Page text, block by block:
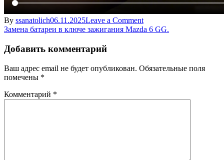
By ssanatolich06.11.2025Leave a Commenton
Замена
Mazda
6GG.
Навигация
по
записям
Замена батареи в ключе зажигания Mazda 6 GG.
Добавить комментарий
Ваш адрес email не будет опубликован. Обязательные поля
помечены *
Комментарий *